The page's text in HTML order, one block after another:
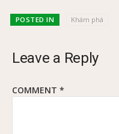
POSTED IN Khám phá
Leave a Reply
COMMENT *